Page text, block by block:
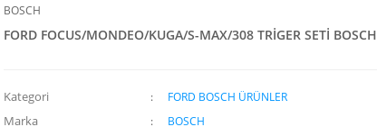
BOSCH
FORD FOCUS/MONDEO/KUGA/S-MAX/308 TRİGER SETİ BOSCH
Kategori FORD BOSCH ÜRÜNLER
Marka BOSCH